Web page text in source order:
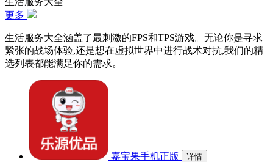
更多
生活服务大全涵盖了最刺激的FPS和TPS游戏。无论你是寻求
紧张的战场体验,还是想在虚拟世界中进行战术对抗,我们的精
选列表都能满足你的需求。
嘉宝果手机正版 详情